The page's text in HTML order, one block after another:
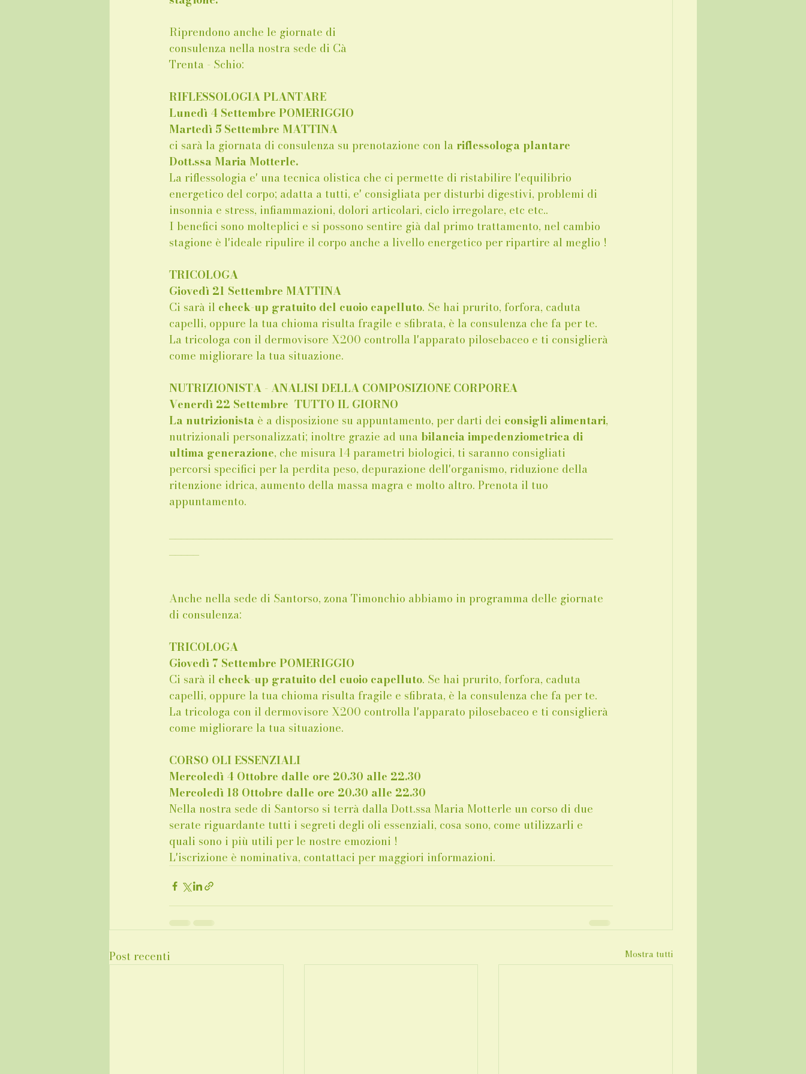
Riprendono anche le giornate di
consulenza nella nostra sede di Cà
Trenta - Schio:
RIFLESSOLOGIA PLANTARE
Lunedì 4 Settembre POMERIGGIO
Martedì 5 Settembre MATTINA
ci sarà la giornata di consulenza su prenotazione con la riflessologa plantare
Dott.ssa Maria Motterle.
La riflessologia e' una tecnica olistica che ci permette di ristabilire l'equilibrio
energetico del corpo; adatta a tutti, e' consigliata per disturbi digestivi, problemi di
insonnia e stress, infiammazioni, dolori articolari, ciclo irregolare, etc etc..
I benefici sono molteplici e si possono sentire già dal primo trattamento, nel cambio
stagione è l'ideale ripulire il corpo anche a livello energetico per ripartire al meglio !
TRICOLOGA
Giovedì 21 Settembre MATTINA
Ci sarà il check-up gratuito del cuoio capelluto. Se hai prurito, forfora, caduta
capelli, oppure la tua chioma risulta fragile e sfibrata, è la consulenza che fa per te.
La tricologa con il dermovisore X200 controlla l'apparato pilosebaceo e ti consiglierà
come migliorare la tua situazione.
NUTRIZIONISTA - ANALISI DELLA COMPOSIZIONE CORPOREA
Venerdì 22 Settembre  TUTTO IL GIORNO
La nutrizionista è a disposizione su appuntamento, per darti dei consigli alimentari,
nutrizionali personalizzati; inoltre grazie ad una bilancia impedenziometrica di
ultima generazione, che misura 14 parametri biologici, ti saranno consigliati
percorsi specifici per la perdita peso, depurazione dell'organismo, riduzione della
ritenzione idrica, aumento della massa magra e molto altro. Prenota il tuo
appuntamento.
Anche nella sede di Santorso, zona Timonchio abbiamo in programma delle giornate
di consulenza:
TRICOLOGA
Giovedì 7 Settembre POMERIGGIO
Ci sarà il check-up gratuito del cuoio capelluto. Se hai prurito, forfora, caduta
capelli, oppure la tua chioma risulta fragile e sfibrata, è la consulenza che fa per te.
La tricologa con il dermovisore X200 controlla l'apparato pilosebaceo e ti consiglierà
come migliorare la tua situazione.
CORSO OLI ESSENZIALI
Mercoledì 4 Ottobre dalle ore 20.30 alle 22.30
Mercoledì 18 Ottobre dalle ore 20.30 alle 22.30
Nella nostra sede di Santorso si terrà dalla Dott.ssa Maria Motterle un corso di due
serate riguardante tutti i segreti degli oli essenziali, cosa sono, come utilizzarli e
quali sono i più utili per le nostre emozioni !
L'iscrizione è nominativa, contattaci per maggiori informazioni.
Post recenti Mostra tutti